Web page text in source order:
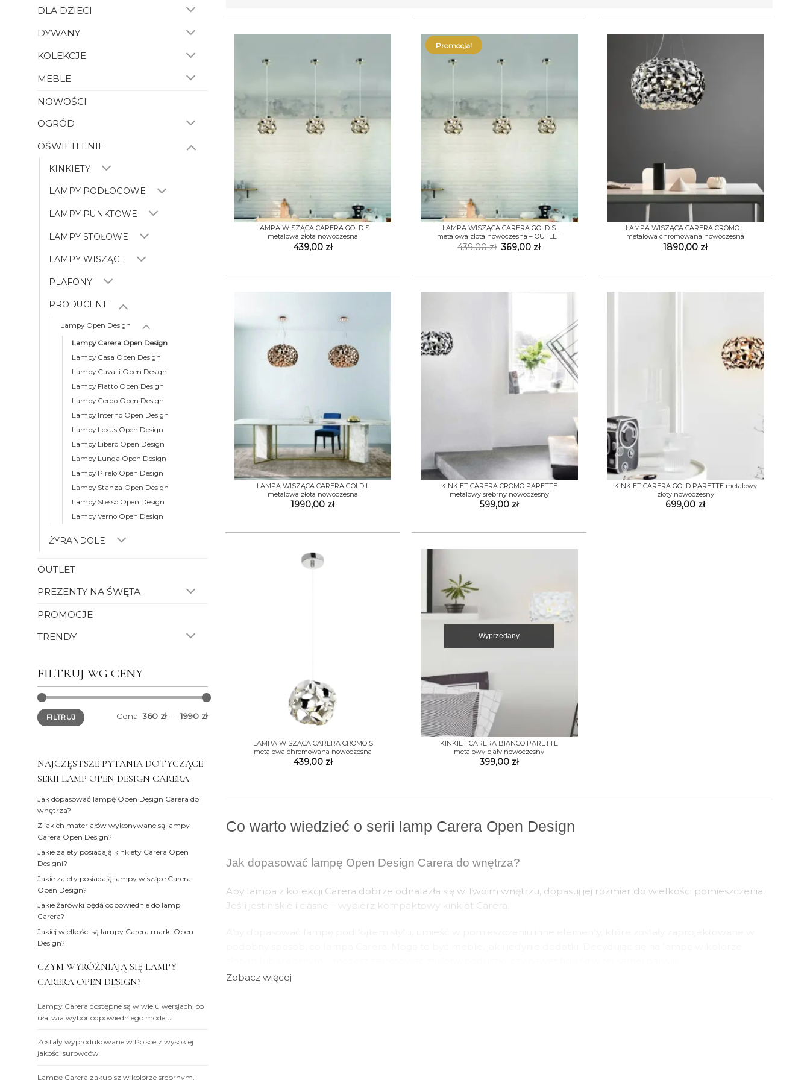
DLA DZIECI
DYWANY
KOLEKCJE
MEBLE
NOWOŚCI
OGRÓD
OŚWIETLENIE
KINKIETY
LAMPY PODŁOGOWE
LAMPY PUNKTOWE
LAMPY STOŁOWE
LAMPY WISZĄCE
PLAFONY
PRODUCENT
Lampy Open Design
Lampy Carera Open Design
Lampy Casa Open Design
Lampy Cavalli Open Design
Lampy Fiatto Open Design
Lampy Gerdo Open Design
Lampy Interno Open Design
Lampy Lexus Open Design
Lampy Libero Open Design
Lampy Lunga Open Design
Lampy Pirelo Open Design
Lampy Stanza Open Design
Lampy Stesso Open Design
Lampy Verno Open Design
ŻYRANDOLE
OUTLET
PREZENTY NA ŚWĘTA
PROMOCJE
TRENDY
FILTRUJ WG CENY
Cena
min.
Cena
maks.FILTRUJ Cena: 360 zł—1990 zł
NAJCZĘSTSZE PYTANIA DOTYCZĄCE
SERII LAMP OPEN DESIGN CARERA
Jak dopasować lampę Open Design Carera do
wnętrza?
Z jakich materiałów wykonywane są lampy
Carera Open Design?
Jakie zalety posiadają kinkiety Carera Open
Designi?
Jakie zalety posiadają lampy wiszące Carera
Open Design?
Jakie żarówki będą odpowiednie do lamp
Carera?
Jakiej wielkości są lampy Carera marki Open
Design?
CZYM WYRÓŻNIAJĄ SIĘ LAMPY
CARERA OPEN DESIGN?
Lampy Carera dostępne są w wielu wersjach, co
ułatwia wybór odpowiedniego modelu
Zostały wyprodukowane w Polsce z wysokiej
jakości surowców
Lampę Carera zakupisz w kolorze srebrnym,
LAMPA WISZĄCA CARERA GOLD S
metalowa złota nowoczesna
439,00 zł
Promocja!
LAMPA WISZĄCA CARERA GOLD S
metalowa złota nowoczesna – OUTLET
439,00zł Pierwotna
cena
369,00 złAktualna
LAMPA WISZĄCA CARERA CROMO L
metalowa chromowana nowoczesna
1890,00 zł
+
LAMPA WISZĄCA CARERA GOLD L
metalowa złota nowoczesna
1990,00 zł
+
KINKIET CARERA CROMO PARETTE
metalowy srebrny nowoczesny
599,00 zł
+
KINKIET CARERA GOLD PARETTE metalowy
złoty nowoczesny
699,00 zł
LAMPA WISZĄCA CARERA CROMO S
metalowa chromowana nowoczesna
439,00 zł
+
Wyprzedany
KINKIET CARERA BIANCO PARETTE
metalowy biały nowoczesny
399,00 zł
Co warto wiedzieć o serii lamp Carera Open Design
Jak dopasować lampę Open Design Carera do wnętrza?
Aby lampa z kolekcji Carera dobrze odnalazła się w Twoim wnętrzu, dopasuj jej rozmiar do wielkości pomieszczenia.
Jeśli jest niskie i ciasne – wybierz kompaktowy kinkiet Carera.
Zobacz więcej